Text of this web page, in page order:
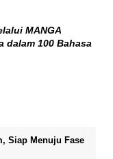
MANGA
dalam 100 Bahasa
Siap Menuju Fase